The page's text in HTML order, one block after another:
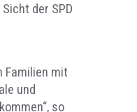
der SPD
Familien mit
und
so